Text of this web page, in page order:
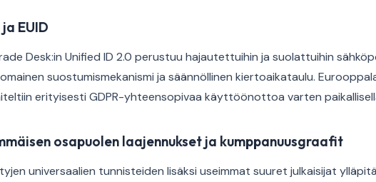
EUID
Desk:in Unified ID 2.0 perustuu hajautettuihin ja suolattuihin
suostumismekanismi ja säännöllinen kiertoaikataulu.
erityisesti GDPR-yhteensopivaa käyttöönottoa varten
osapuolen laajennukset ja kumppanuusgraafit
universaalien tunnisteiden lisäksi useimmat suuret julkaisijat